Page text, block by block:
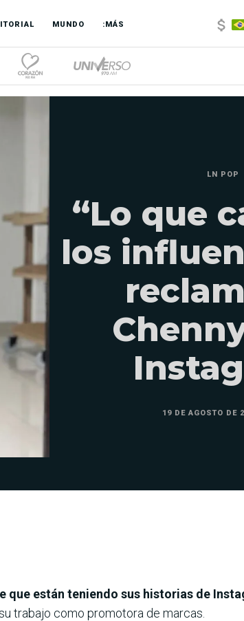
MUNDO :MÁS
LN POP
“Lo que
los
19 DE AGOSTO DE
que están teniendo sus historias de
trabajo como promotora de marcas.